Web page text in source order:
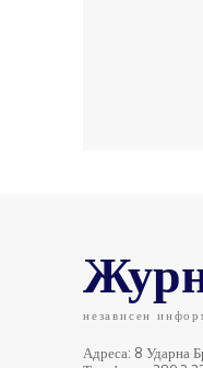
независен
Адреса: 8 Ударна